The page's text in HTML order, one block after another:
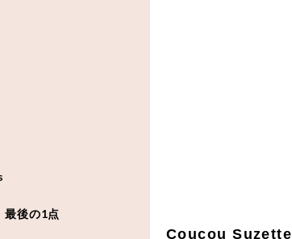
Coucou Suzette
後の1点